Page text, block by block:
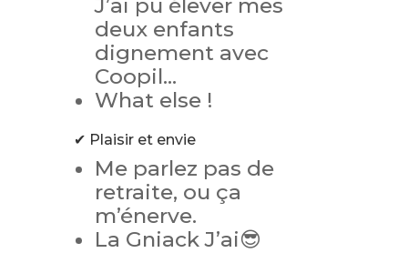
J’ai pu élever mes
deux enfants
dignement avec
Coopil…
What else !
✔ Plaisir et envie
Me parlez pas de
retraite, ou ça
m’énerve.
La Gniack J’ai😎